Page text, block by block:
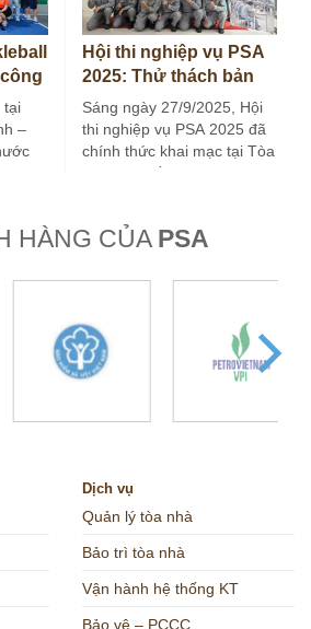
tại
–
Hội thi nghiệp vụ PSA
2025: Thử thách bản
lĩnh – Nâng tầm
chuyên môn
Sáng ngày 27/9/2025, Hội
thi nghiệp vụ PSA 2025 đã
chính thức khai mạc tại Tòa
nhà Viện Dầu khí…
HÀNG CỦA PSA
Dịch vụ
Quản lý tòa nhà
Bảo trì tòa nhà
Vận hành hệ thống KT
Bảo vệ – PCCC